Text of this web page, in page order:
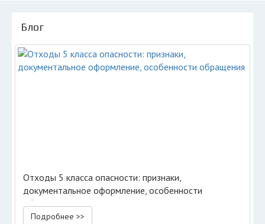
Блог
Отходы 5 класса опасности: признаки,
документальное оформление, особенности
обращения
Подробнее >>